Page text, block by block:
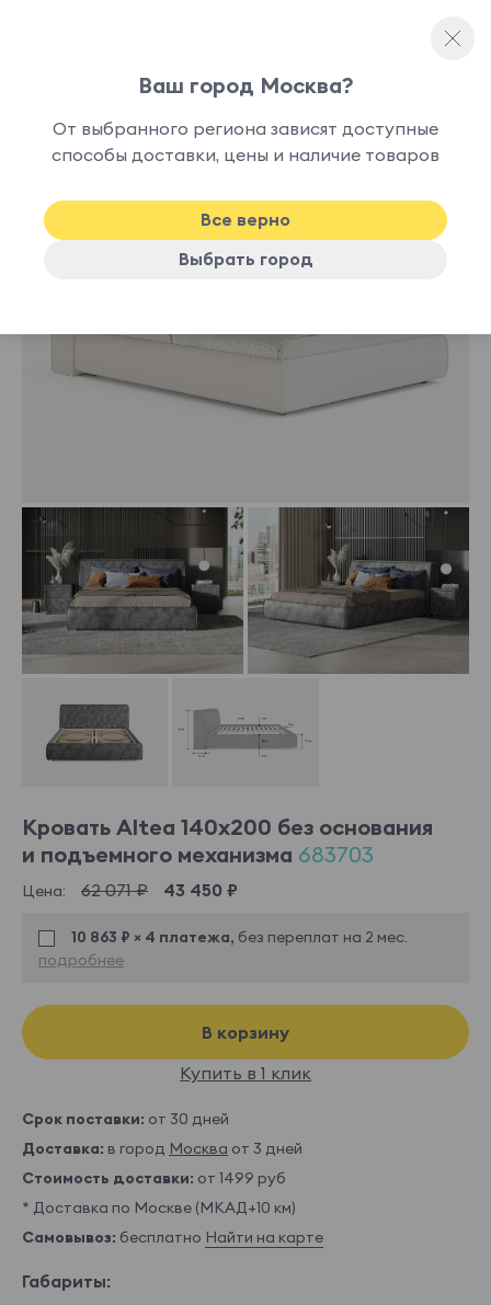
-30%
Кровать Altea 140x200 без основания
и подъемного механизма 683703
Цена: 62 071 ₽ 43 450 ₽
10 863 ₽ × 4 платежа, без переплат на 2 мес.
подробнее
В корзину
Купить в 1 клик
Срок поставки: от 30 дней
Доставка: в город Москва от 3 дней
Стоимость доставки: от 1499 руб
* Доставка по Москве (МКАД+10 км)
Самовывоз: бесплатно Найти на карте
Габариты:
Ваш город Москва?
От выбранного региона зависят доступные
способы доставки, цены и наличие товаров
Все верно
Выбрать город